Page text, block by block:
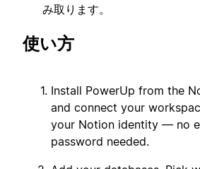
み取ります。
使い方
Install PowerUp from the
and connect your
your Notion identity — no
password needed.